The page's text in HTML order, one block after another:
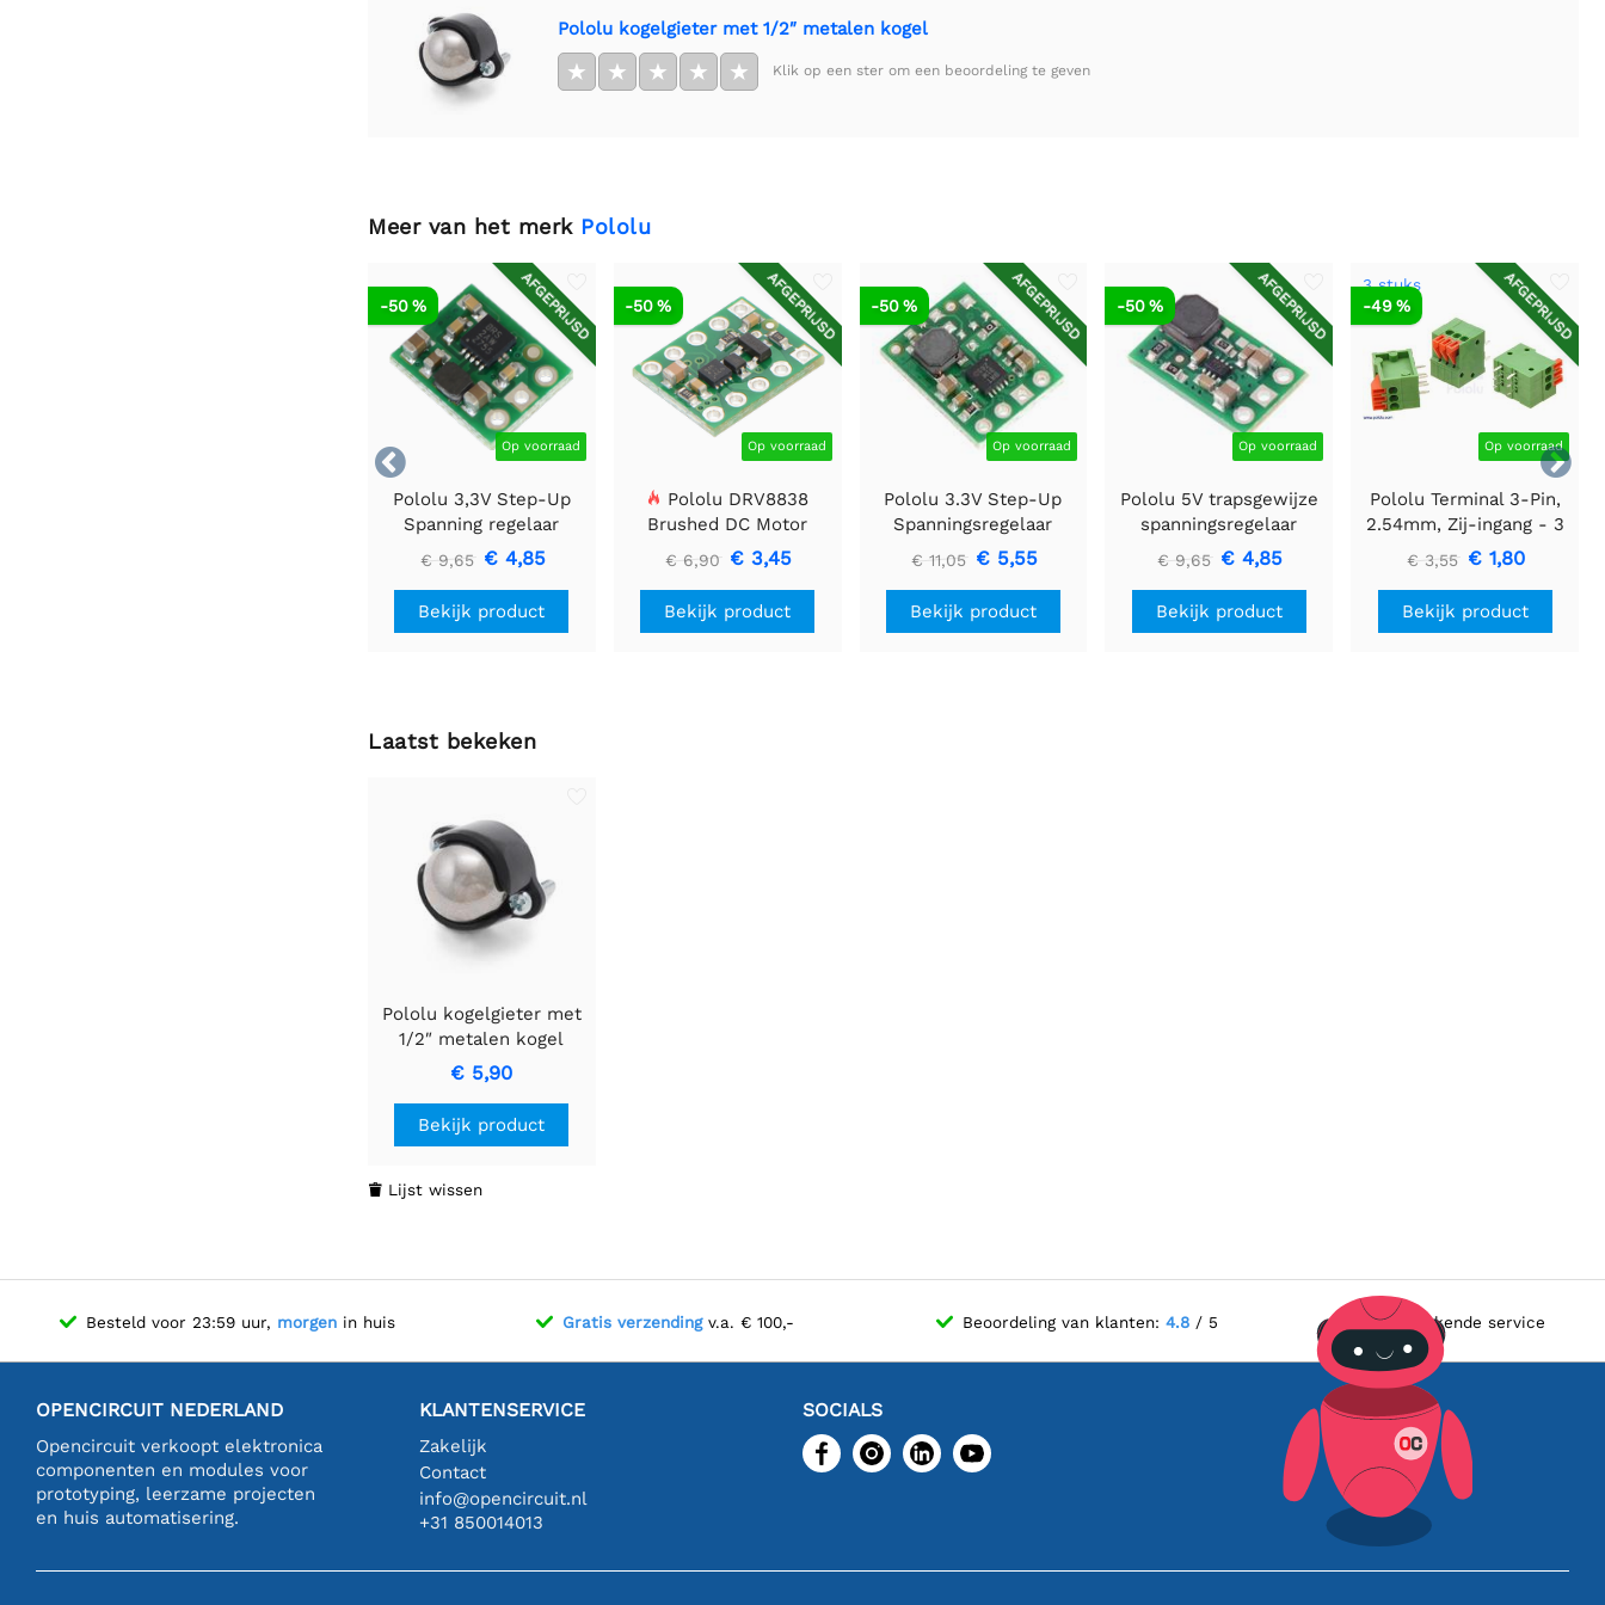
Pololu kogelgieter met 1/2″ metalen kogel
★ ★ ★ ★ ★ Klik op een ster om een beoordeling te geven
Meer van het merk Pololu


AFGEPRIJSD
Op voorraad
-50 %
Pololu 3,3V Step-Up
Spanning regelaar
U1V10F3
€ 9,65 € 4,85
Bekijk product
AFGEPRIJSD
Op voorraad
-50 %
Pololu DRV8838
Brushed DC Motor
Driver
€ 6,90 € 3,45
Bekijk product
AFGEPRIJSD
Op voorraad
-50 %
Pololu 3.3V Step-Up
Spanningsregelaar
U1V11F3
€ 11,05 € 5,55
Bekijk product
AFGEPRIJSD
Op voorraad
-50 %
Pololu 5V trapsgewijze
spanningsregelaar
U3V16F5
€ 9,65 € 4,85
Bekijk product
AFGEPRIJSD
3 stuks
Op voorraad
-49 %
Pololu Terminal 3-Pin,
2.54mm, Zij-ingang - 3
stuks
€ 3,55 € 1,80
Bekijk product
Laatst bekeken
Pololu kogelgieter met
1/2″ metalen kogel
€ 5,90
Bekijk product
 Lijst wissen
Besteld voor 23:59 uur, morgen in huis Gratis verzendingv.a. € 100,- Beoordeling van klanten: 4.8/ 5 Uitstekende service
OPENCIRCUIT NEDERLAND
Opencircuit verkoopt elektronica
componenten en modules voor
prototyping, leerzame projecten
en huis automatisering.
KLANTENSERVICE
Zakelijk
Contact
info@opencircuit.nl
+31 850014013
SOCIALS